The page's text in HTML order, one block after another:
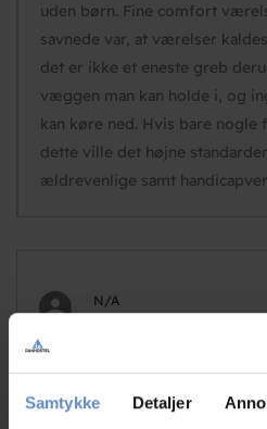
Samtykke Detaljer
uden børn. Fine comfort
savnede var, at værelser
det er ikke et eneste greb
væggen man kan holde i, og
kan køre ned. Hvis bare nogle
dette ville det højne
ældrevenlige samt
N/A
10,00 out of 10